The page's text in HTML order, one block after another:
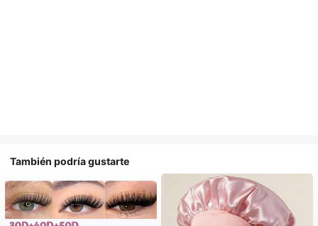
También podría gustarte